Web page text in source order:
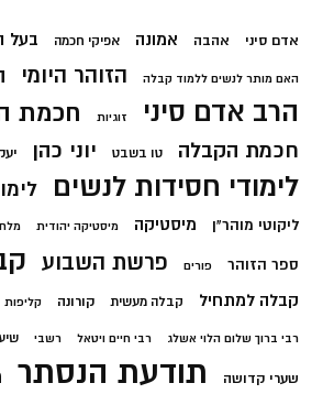
אדם סיני אהבה אמונה אפיקי חכמה בעל
האם מותר לנשים ללמוד קבלה הזוהר היומי
הרב אדם סיני זוגיות חכמת
חכמת הקבלה טו בשבט יוני כהן
לימודי חסידות לנשים
ליקוטי מוהר"ן מיסטיקה מיסטיקה יהודית
ספר הזוהר פורים פרשת השבוע
קבלה למתחיל קבלה מעשית קורונה קליפות
רבי ברוך שלום הלוי אשלג רבי חיים ויטאל רשבי
שערי קדושה תודעת הנסתר